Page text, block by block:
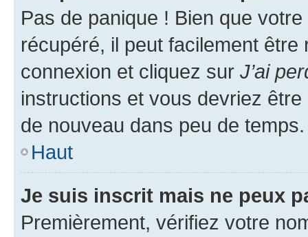
Pas de panique ! Bien que
récupéré, il peut facilement
connexion et cliquez sur J’ai
instructions et vous devriez
de nouveau dans peu de temps.
Haut
Je suis inscrit mais ne peux
Premièrement, vérifiez votre